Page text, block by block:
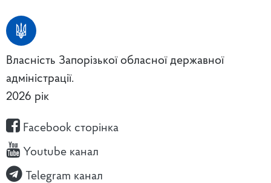
Власність Запорізької обласної державної
адміністрації.
2026 рік
Facebook сторінка
Youtube канал
Telegram канал